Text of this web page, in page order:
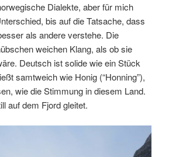
Dialekte, aber für mich
bis auf die Tatsache, dass
als andere verstehe. Die
weichen Klang, als ob sie
Deutsch ist solide wie ein Stück
samtweich wie Honig (“Honning”),
wie die Stimmung in diesem Land.
auf dem Fjord gleitet.